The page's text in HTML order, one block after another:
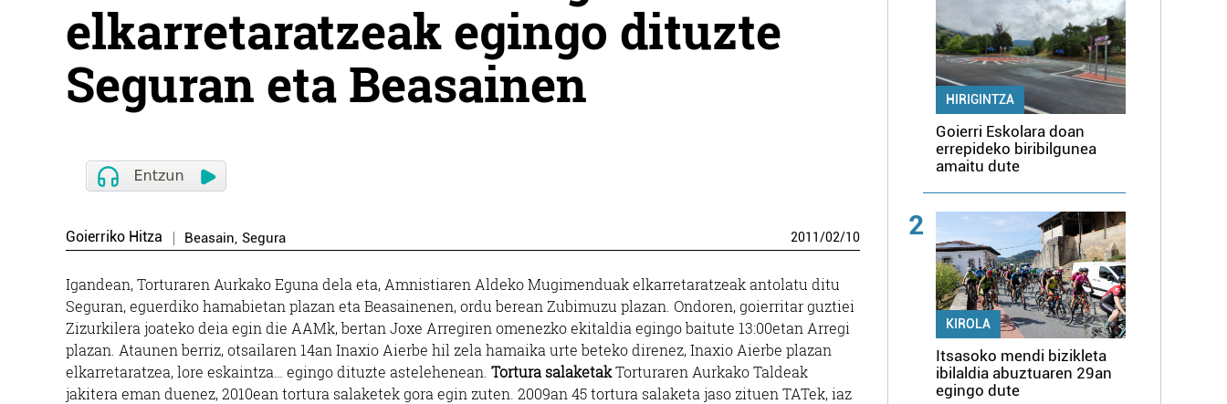
elkarretaratzeak egingo dituzte
Seguran eta Beasainen
Goierriko Hitza Beasain, Segura 2011/02/10
Igandean, Torturaren Aurkako Eguna dela eta, Amnistiaren Aldeko Mugimenduak elkarretaratzeak antolatu ditu
Seguran, eguerdiko hamabietan plazan eta Beasainenen, ordu berean Zubimuzu plazan. Ondoren, goierritar guztiei
Zizurkilera joateko deia egin die AAMk, bertan Joxe Arregiren omenezko ekitaldia egingo baitute 13:00etan Arregi
plazan. Ataunen berriz, otsailaren 14an Inaxio Aierbe hil zela hamaika urte beteko direnez, Inaxio Aierbe plazan
elkarretaratzea, lore eskaintza… egingo dituzte astelehenean. Tortura salaketakTorturaren Aurkako Taldeak
jakitera eman duenez, 2010ean tortura salaketek gora egin zuten. 2009an 45 tortura salaketa jaso zituen TATek, iaz
HIRIGINTZA
Goierri Eskolara doan
errepideko biribilgunea
amaitu dute
2
KIROLA
Itsasoko mendi bizikleta
ibilaldia abuztuaren 29an
egingo dute